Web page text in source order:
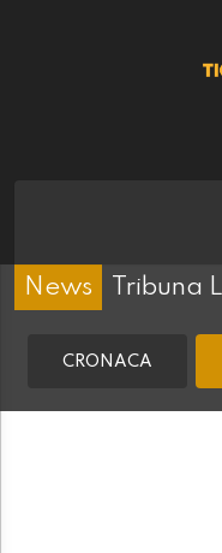
News Tribuna
CRONACA